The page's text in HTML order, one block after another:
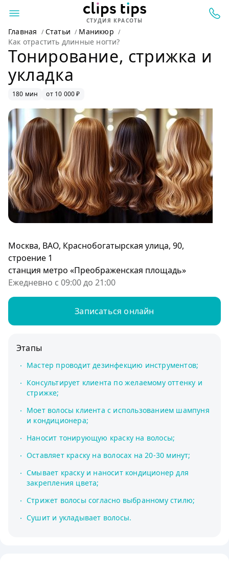
СТУДИЯ КРАСОТЫ
Главная Статьи
Маникюр
Как отрастить длинные ногти?
Тонирование, стрижка и
укладка
180 мин от 10 000 ₽
Москва, ВАО, Краснобогатырская улица, 90,
строение 1
станция метро «Преображенская площадь»
Ежедневно с 09:00 до 21:00
Записаться онлайн
Этапы
Мастер проводит дезинфекцию инструментов;
Консультирует клиента по желаемому оттенку и
стрижке;
Моет волосы клиента с использованием шампуня
и кондиционера;
Наносит тонирующую краску на волосы;
Оставляет краску на волосах на 20-30 минут;
Смывает краску и наносит кондиционер для
закрепления цвета;
Стрижет волосы согласно выбранному стилю;
Сушит и укладывает волосы.